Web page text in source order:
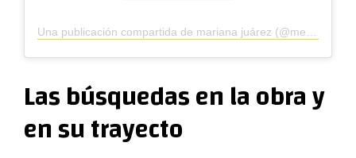
Las búsquedas en la obra y
en su trayecto